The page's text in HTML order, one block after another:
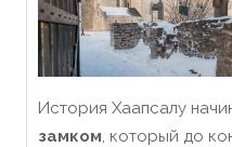
История Хаапсалу
замком, который до